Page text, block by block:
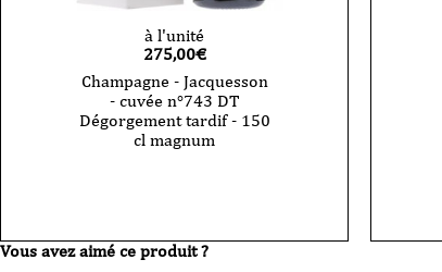
à l'unité
275,00€
Champagne - Jacquesson
- cuvée n°743 DT
Dégorgement tardif - 150
cl magnum
Vous avez aimé ce produit ?